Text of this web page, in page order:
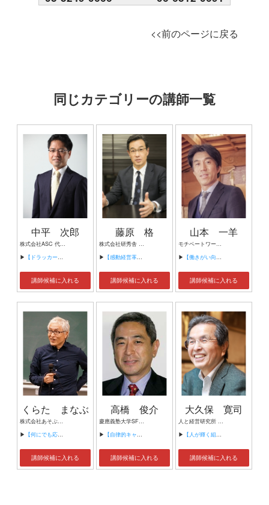
<<前のページに戻る
同じカテゴリーの講師一覧
中平 次郎
株式会社ASC 代表取締役
▶ 【ドラッカーに学ぶ 経営者の役割と仕事とは？～激動の時代、経営者は経営しなければならない～】
講師候補に入れる
藤原 格
株式会社研秀舎 代表取締役 QM-East 代表 感動経営コンサルタント 感動工房短期大学学長
▶ 【感動経営革命 成果を作る実践の３つのSTEP】
講師候補に入れる
山本 一羊
モチベートワーク総研合同会社 代表 一般社団法人日本動機づけ面接協会 元理事 パワーハラスメント防止コミュニケーション・コンサルタント 上司と部下のコミュニケーション・コンサルタント
▶ 【働きがい向上 コミュニケーション】
講師候補に入れる
くらた まなぶ
株式会社あそぶとまなぶ 代表取締役
▶ 【何にでも応用できる仕事術】
講師候補に入れる
高橋 俊介
慶應義塾大学SFC研究所 上席所員
▶ 【自律的キャリア形成】
講師候補に入れる
大久保 寛司
人と経営研究所 所長
▶ 【人が輝く組織を実現するには】
講師候補に入れる